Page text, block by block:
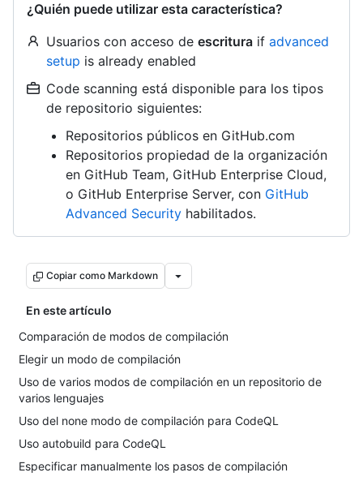
¿Quién puede utilizar esta característica?
Usuarios con acceso de escritura if advanced
setup is already enabled
Code scanning está disponible para los tipos
de repositorio siguientes:
Repositorios públicos en GitHub.com
Repositorios propiedad de la organización
en GitHub Team, GitHub Enterprise Cloud,
o GitHub Enterprise Server, con GitHub
Advanced Security habilitados.
Copiar como Markdown
En este artículo
Comparación de modos de compilación
Elegir un modo de compilación
Uso de varios modos de compilación en un repositorio de
varios lenguajes
Uso del none modo de compilación para CodeQL
Uso autobuild para CodeQL
Especificar manualmente los pasos de compilación